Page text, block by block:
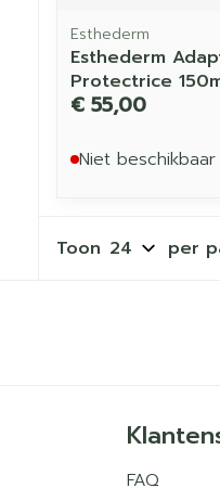
Esthederm
Esthederm
Protectrice
€ 55,00
Niet beschikbaar
Toon per
FAQ